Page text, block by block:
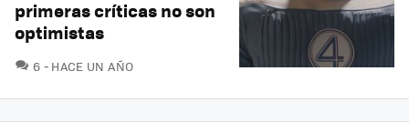
primeras críticas no son
optimistas
6 COMENTARIOS
HACE UN AÑO